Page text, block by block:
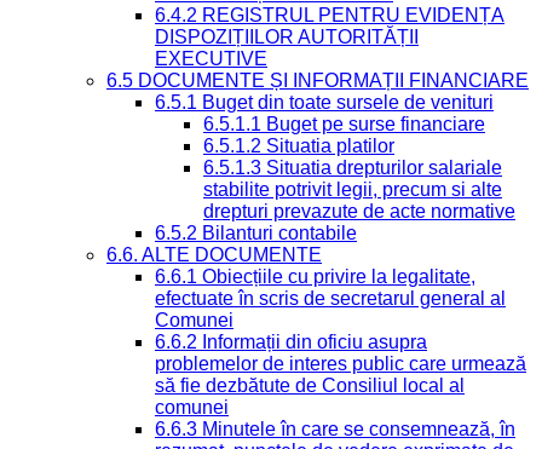
6.4.2 REGISTRUL PENTRU EVIDENȚA
DISPOZIȚIILOR AUTORITĂȚII
EXECUTIVE
6.5 DOCUMENTE ȘI INFORMAȚII FINANCIARE
6.5.1 Buget din toate sursele de venituri
6.5.1.1 Buget pe surse financiare
6.5.1.2 Situatia platilor
6.5.1.3 Situatia drepturilor salariale
stabilite potrivit legii, precum si alte
drepturi prevazute de acte normative
6.5.2 Bilanturi contabile
6.6. ALTE DOCUMENTE
6.6.1 Obiecțiile cu privire la legalitate,
efectuate în scris de secretarul general al
Comunei
6.6.2 Informații din oficiu asupra
problemelor de interes public care urmează
să fie dezbătute de Consiliul local al
comunei
6.6.3 Minutele în care se consemnează, în